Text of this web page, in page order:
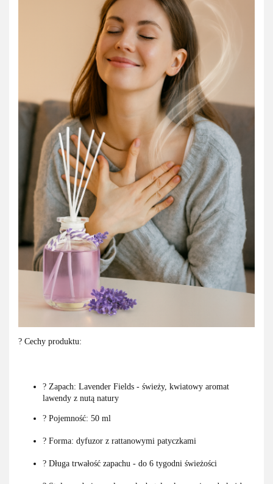
? Cechy produktu:
? Zapach: Lavender Fields - świeży, kwiatowy aromat
lawendy z nutą natury
? Pojemność: 50 ml
? Forma: dyfuzor z rattanowymi patyczkami
?️ Długa trwałość zapachu - do 6 tygodni świeżości